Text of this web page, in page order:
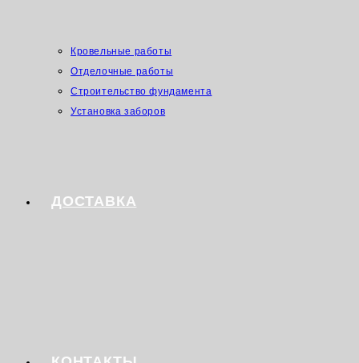
Кровельные работы
Отделочные работы
Строительство фундамента
Установка заборов
ДОСТАВКА